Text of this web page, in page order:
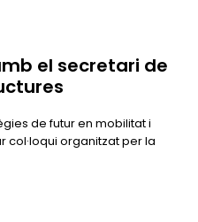
el secretari de
de futur en mobilitat i
col·loqui organitzat per la